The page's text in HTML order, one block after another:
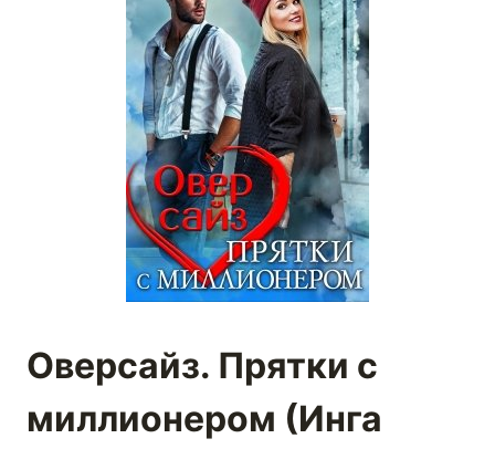
Оверсайз. Прятки с
миллионером (Инга